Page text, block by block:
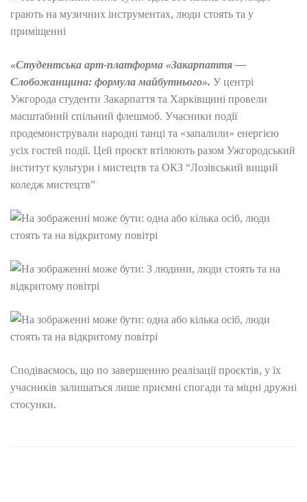
«Студентська арт-платформа «Закарпаття —
Слобожанщина: формула майбутнього». У центрі
Ужгорода студенти Закарпаття та Харківщині провели
масштабний спільний флешмоб. Учасники події
продемонстрували народні танці та «запалили» енергією
усіх гостей події. Цей проєкт втілюють разом Ужгородський
інститут культури і мистецтв та ОКЗ “Лозівський вищий
коледж мистецтв”
Сподіваємось, що по завершенню реалізації проєктів, у їх
учасників залишаться лише приємні спогади та міцні дружні
стосунки.